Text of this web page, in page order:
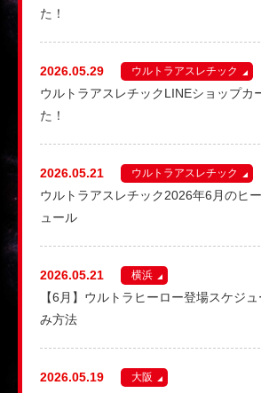
た！
2026.05.29
ウルトラアスレチックLINEショップカ
た！
ウルトラアスレチック
2026.05.21
ウルトラアスレチック2026年6月のヒ
ュール
ウルトラアスレチック
2026.05.21
【6月】ウルトラヒーロー登場スケジ
み方法
横浜
2026.05.19
大阪